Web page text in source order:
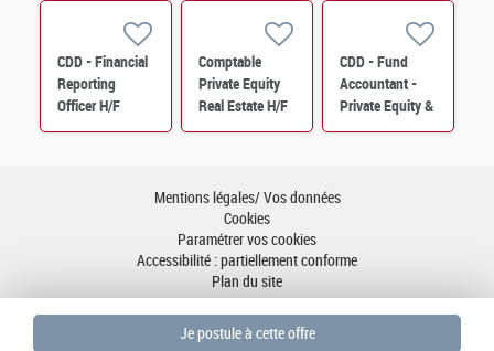
CDD - Financial
Reporting
Officer H/F
Comptable
Private Equity
Real Estate H/F
CDD - Fund
Accountant -
Private Equity &
Real Estate
Mentions légales/ Vos données
Cookies
Paramétrer vos cookies
Accessibilité : partiellement conforme
Plan du site
Aller en haut